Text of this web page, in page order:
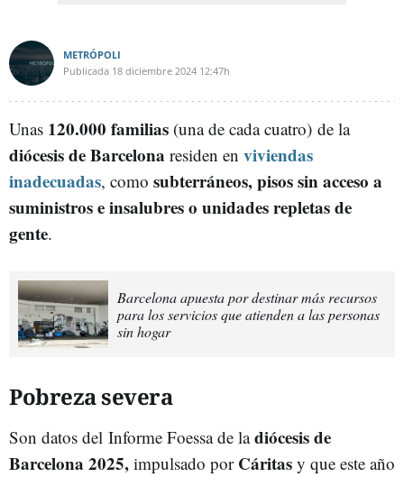
METRÓPOLI
Publicada 18 diciembre 2024 12:47h
Unas 120.000 familias (una de cada cuatro) de la
diócesis de Barcelona residen en viviendas
inadecuadas, como subterráneos, pisos sin acceso a
suministros e insalubres o unidades repletas de
gente.
Barcelona apuesta por destinar más recursos
para los servicios que atienden a las personas
sin hogar
Pobreza severa
Son datos del Informe Foessa de ladiócesis de
Barcelona 2025, impulsado por Cáritas y que este año